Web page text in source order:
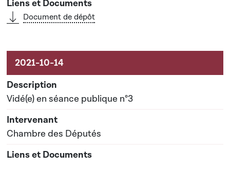
Document de dépôt
Vidé(e) en séance publique n°3
Chambre des Députés